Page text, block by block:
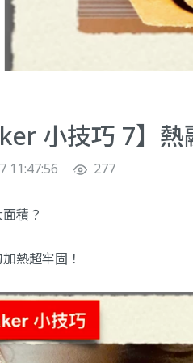
小技巧 7】熱
11:47:56 277
積？
熱超牢固！